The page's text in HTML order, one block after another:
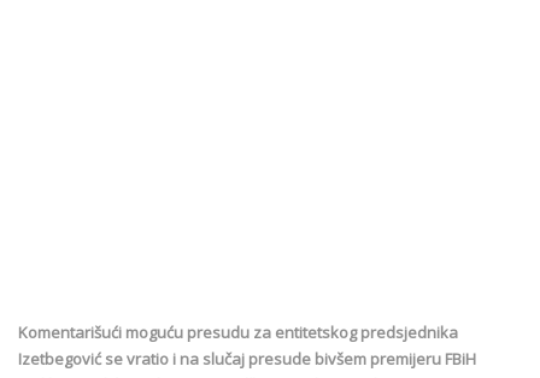
Komentarišući moguću presudu za entitetskog predsjednika
Izetbegović se vratio i na slučaj presude bivšem premijeru FBiH